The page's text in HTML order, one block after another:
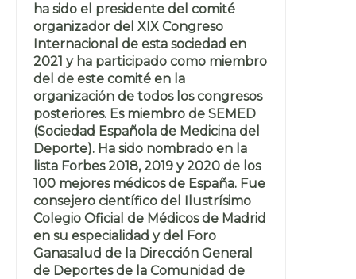
ha sido el presidente del comité
organizador del XIX Congreso
Internacional de esta sociedad en
2021 y ha participado como miembro
del de este comité en la
organización de todos los congresos
posteriores. Es miembro de SEMED
(Sociedad Española de Medicina del
Deporte). Ha sido nombrado en la
lista Forbes 2018, 2019 y 2020 de los
100 mejores médicos de España. Fue
consejero científico del Ilustrísimo
Colegio Oficial de Médicos de Madrid
en su especialidad y del Foro
Ganasalud de la Dirección General
de Deportes de la Comunidad de